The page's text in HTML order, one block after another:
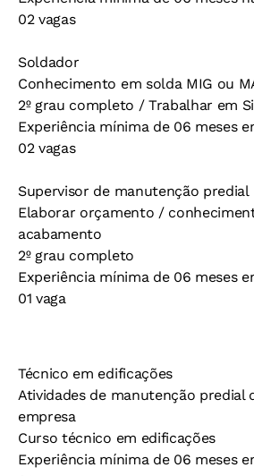
02 vagas
Soldador
Conhecimento em solda MIG ou
2º grau completo / Trabalhar em
Experiência mínima de 06 meses
02 vagas
Supervisor de manutenção predial
Elaborar orçamento /
acabamento
2º grau completo
Experiência mínima de 06 meses
01 vaga
Técnico em edificações
Atividades de manutenção predial
empresa
Curso técnico em edificações
Experiência mínima de 06 meses